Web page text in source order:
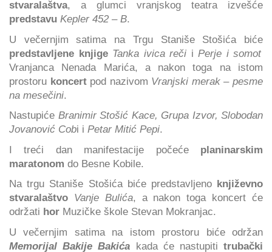
stvaralaštva, a glumci vranjskog teatra izvešće
predstavu Kepler 452 – B.
U večernjim satima na Trgu Staniše Stošića biće
predstavljene knjige Tanka ivica reči iPerje i somot
Vranjanca Nenada Marića, a nakon toga na istom
prostoru koncert pod nazivom Vranjski merak – pesme
na mesečini.
Nastupiće Branimir Stošić Kace, Grupa Izvor, Slobodan
Jovanović Cobi i Petar Mitić Pepi.
I treći dan manifestacije počeće planinarskim
maratonom do Besne Kobile.
Na trgu Staniše Stošića biće predstavljeno
književno
stvaralaštvo
Vanje Bulića, a nakon toga koncert će
održati hor Muzičke škole Stevan Mokranjac.
U večernjim satima na istom prostoru biće održan
Memorijal Bakije Bakića kada će nastupititrubački